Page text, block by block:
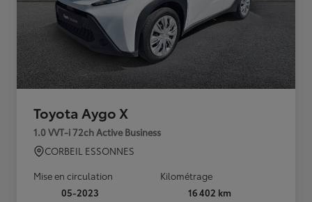
Toyota Aygo X
1.0 VVT-i 72ch Active Business
CORBEIL ESSONNES
Mise en circulation
05-2023
Kilométrage
16 402 km